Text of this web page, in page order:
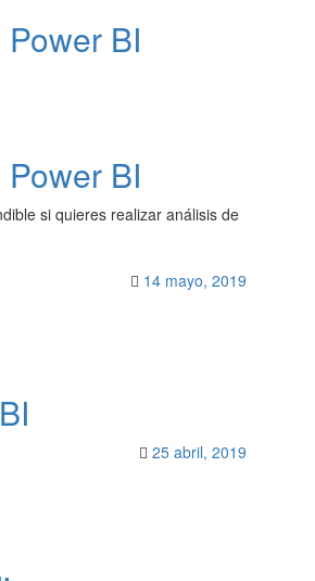
BI
BI
si quieres realizar análisis de
14 mayo, 2019
25 abril, 2019